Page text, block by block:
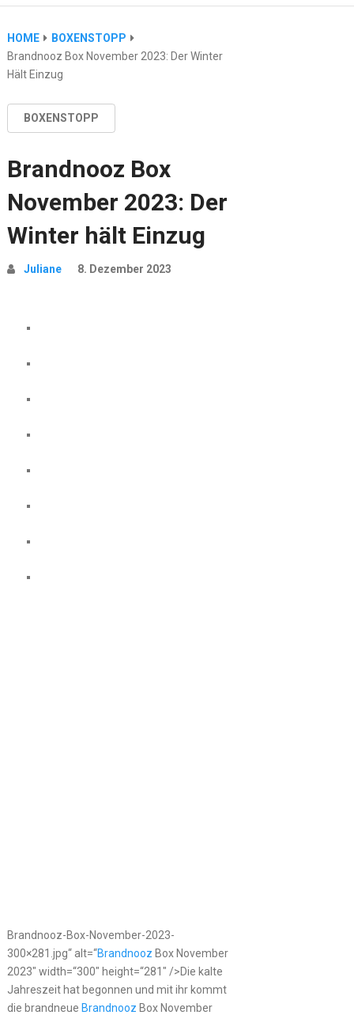
HOME
BOXENSTOPP
Brandnooz Box November 2023: Der Winter
Hält Einzug
BOXENSTOPP
Brandnooz Box
November 2023: Der
Winter hält Einzug
Juliane 8. Dezember 2023
Brandnooz-Box-November-2023-
300×281.jpg“ alt=“Brandnooz Box November
2023″ width=“300″ height=“281″ />Die kalte
Jahreszeit hat begonnen und mit ihr kommt
die brandneue Brandnooz Box November